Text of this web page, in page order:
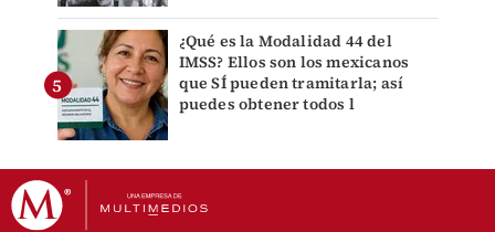
¿Qué es la Modalidad 44 del
IMSS? Ellos son los mexicanos
que SÍ pueden tramitarla; así
puedes obtener todos l